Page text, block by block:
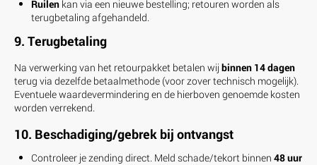
Ruilen kan via een nieuwe bestelling; retouren worden als
terugbetaling afgehandeld.
9. Terugbetaling
Na verwerking van het retourpakket betalen wij binnen 14 dagen
terug via dezelfde betaalmethode (voor zover technisch mogelijk).
Eventuele waardevermindering en de hierboven genoemde kosten
worden verrekend.
10. Beschadiging/gebrek bij ontvangst
Controleer je zending direct. Meld schade/tekort binnen 48 uur